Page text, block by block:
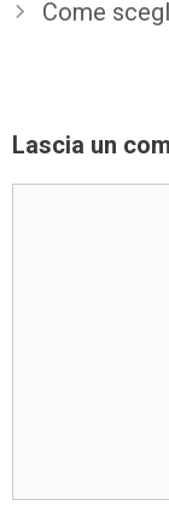
Come
Lascia un